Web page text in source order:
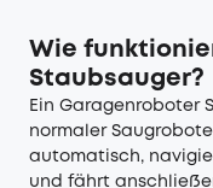
Wie
Staubsauger?
Ein Garagenroboter
normaler
automatisch,
und fährt